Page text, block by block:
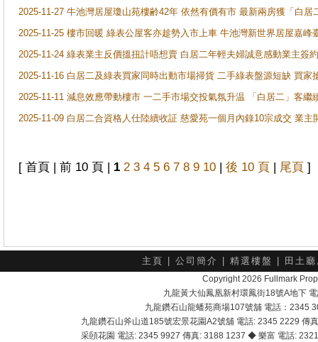
2025-11-27 牛池灣居屋瓊山苑樓齢42年 依然有價有市 最新兩房獲「白居
2025-11-25 樓市回暖 綠表公屋客亦趁勢入市上車 牛池灣新世界居屋嘉峰
2025-11-24 綠表業主反價搵扭計唔想賣 白居二年輕夫婦誠意感動業主簽
2025-11-16 白居二及綠表買家同時出動市場掃貨 二手綠表盤源短缺 買
2025-11-11 減息效應帶動樓市 一二手市場交投氣氛升温 「白居二」客
2025-11-09 白居二合資格人仕陸續收証 慈愛苑一個月內錄10宗成交 業
[ 首頁 | 前 10 頁 | 1 2 3 4 5 6 7 8 9 10 | 後 10 頁 | 尾頁 ]
主頁 公司簡介 精選樓盤 田土
Copyright 2026 Fullmark
九龍黃大仙鳳凰新村環鳳街18號A地下
九龍鑽石山龍蟠苑商場107號舖 電話：2345
九龍鑽石山斧山道185號宏景花園A2號舖 電話: 2345 2229
采頣花園 電話: 2345 9927 傳真: 3188 1237 ◆ 樂富 電話: